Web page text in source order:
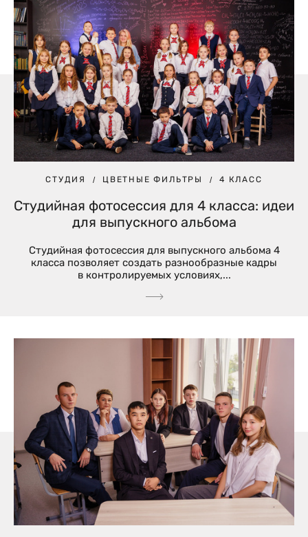
СТУДИЯ ЦВЕТНЫЕ ФИЛЬТРЫ 4 КЛАСС
Студийная фотосессия для 4 класса: идеи
для выпускного альбома
Студийная фотосессия для выпускного альбома 4
класса позволяет создать разнообразные кадры
в контролируемых условиях,...